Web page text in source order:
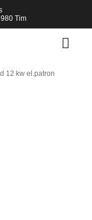
Tim
12 kw el.patron